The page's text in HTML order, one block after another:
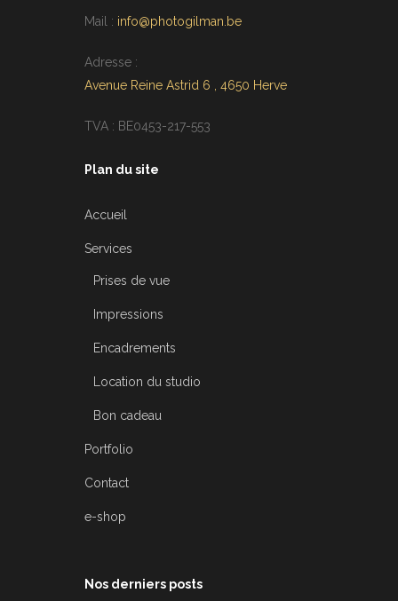
Mail : info@photogilman.be
Adresse :
Avenue Reine Astrid 6 , 4650 Herve
TVA : BE0453-217-553
Plan du site
Accueil
Services
Prises de vue
Impressions
Encadrements
Location du studio
Bon cadeau
Portfolio
Contact
e-shop
Nos derniers posts